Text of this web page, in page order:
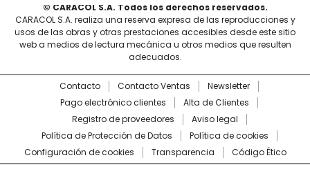
© CARACOL S.A. Todos los derechos reservados.
CARACOL S.A. realiza una reserva expresa de las reproducciones y
usos de las obras y otras prestaciones accesibles desde este sitio
web a medios de lectura mecánica u otros medios que resulten
adecuados.
Contacto Contacto Ventas
Newsletter
Pago electrónico clientes
Alta de Clientes
Registro de proveedores
Aviso legal
Política de Protección de Datos
Política de cookies
Configuración de cookies
Transparencia Código Ético